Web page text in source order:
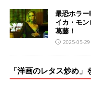
最恐ホラ
イカ・モ
葛藤！
2025-05-29
「洋画のレタス炒め